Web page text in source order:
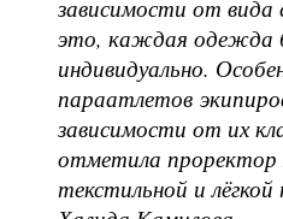
зависимости от
это, каждая одежда
индивидуально.
параатлетов
зависимости от их
отметила
текстильной и